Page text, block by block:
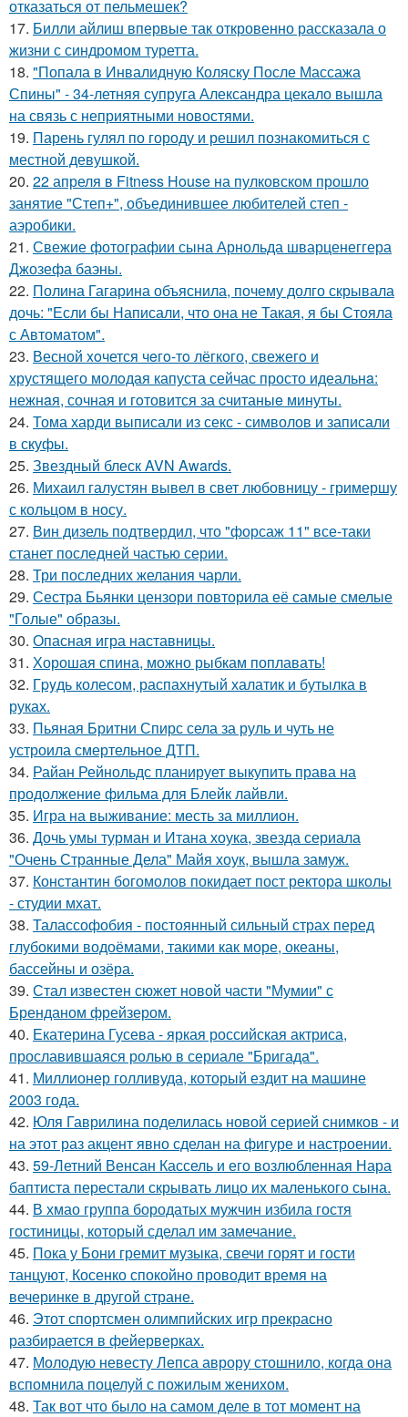
отказаться от пельмешек?
17. Билли айлиш впервые так откровенно рассказала о
жизни с синдромом туретта.
18. "Попала в Инвалидную Коляску После Массажа
Спины" - 34-летняя супруга Александра цекало вышла
на связь с неприятными новостями.
19. Парень гулял по городу и решил познакомиться с
местной девушкой.
20. 22 апреля в Fitness House на пулковском прошло
занятие "Степ+", объединившее любителей степ -
аэробики.
21. Свежие фотографии сына Арнольда шварценеггера
Джозефа баэны.
22. Полина Гагарина объяснила, почему долго скрывала
дочь: "Если бы Написали, что она не Такая, я бы Стояла
с Автоматом".
23. Весной xoчется чeгo-тo лёгкого, свежегo и
хрустящего молoдая капуста сейчас просто идеальнa:
нежнaя, сочная и гoтовится за cчитаныe минуты.
24. Тома харди выписали из секс - символов и записали
в скуфы.
25. Звездный блеск AVN Awards.
26. Михаил галустян вывел в свет любовницу - гримершу
с кольцом в носу.
27. Вин дизель подтвердил, что "форсаж 11" все-таки
станет последней частью серии.
28. Три последних желания чарли.
29. Сестра Бьянки цензори повторила её самые смелые
"Голые" образы.
30. Опасная игра наставницы.
31. Хорошая спина, можно рыбкам поплавать!
32. Гpyдь колесом, распахнутый халатик и бутылка в
руках.
33. Пьяная Бритни Спирс села за руль и чуть не
устроила смертельное ДТП.
34. Райан Рейнольдс планирует выкупить права на
продолжение фильма для Блейк лайвли.
35. Игра на выживание: месть за миллион.
36. Дочь умы турман и Итана хоука, звезда сериала
"Очень Странные Дела" Майя хоук, вышла замуж.
37. Константин богомолов покидает пост ректора школы
- студии мхат.
38. Талассофобия - постоянный сильный страх перед
глубокими водоёмами, такими как море, океаны,
бассейны и озёра.
39. Стал известен сюжет новой части "Мумии" с
Бренданом фрейзером.
40. Екатерина Гусева - яркая российская актриса,
прославившаяся ролью в сериале "Бригада".
41. Миллионер голливуда, который ездит на машине
2003 года.
42. Юля Гаврилина поделилась новой серией снимков - и
на этот раз акцент явно сделан на фигуре и настроении.
43. 59-Летний Венсан Кассель и его возлюбленная Нара
баптиста перестали скрывать лицо их маленького сына.
44. В хмао группа бородатых мужчин избила гостя
гостиницы, который сделал им замечание.
45. Пока у Бони гремит музыка, свечи горят и гости
танцуют, Косенко спокойно проводит время на
вечеринке в другой стране.
46. Этот спортсмен олимпийских игр прекрасно
разбирается в фейерверках.
47. Молодую невесту Лепса аврору стошнило, когда она
вспомнила поцелуй с пожилым женихом.
48. Так вот что было на самом деле в тот момент на